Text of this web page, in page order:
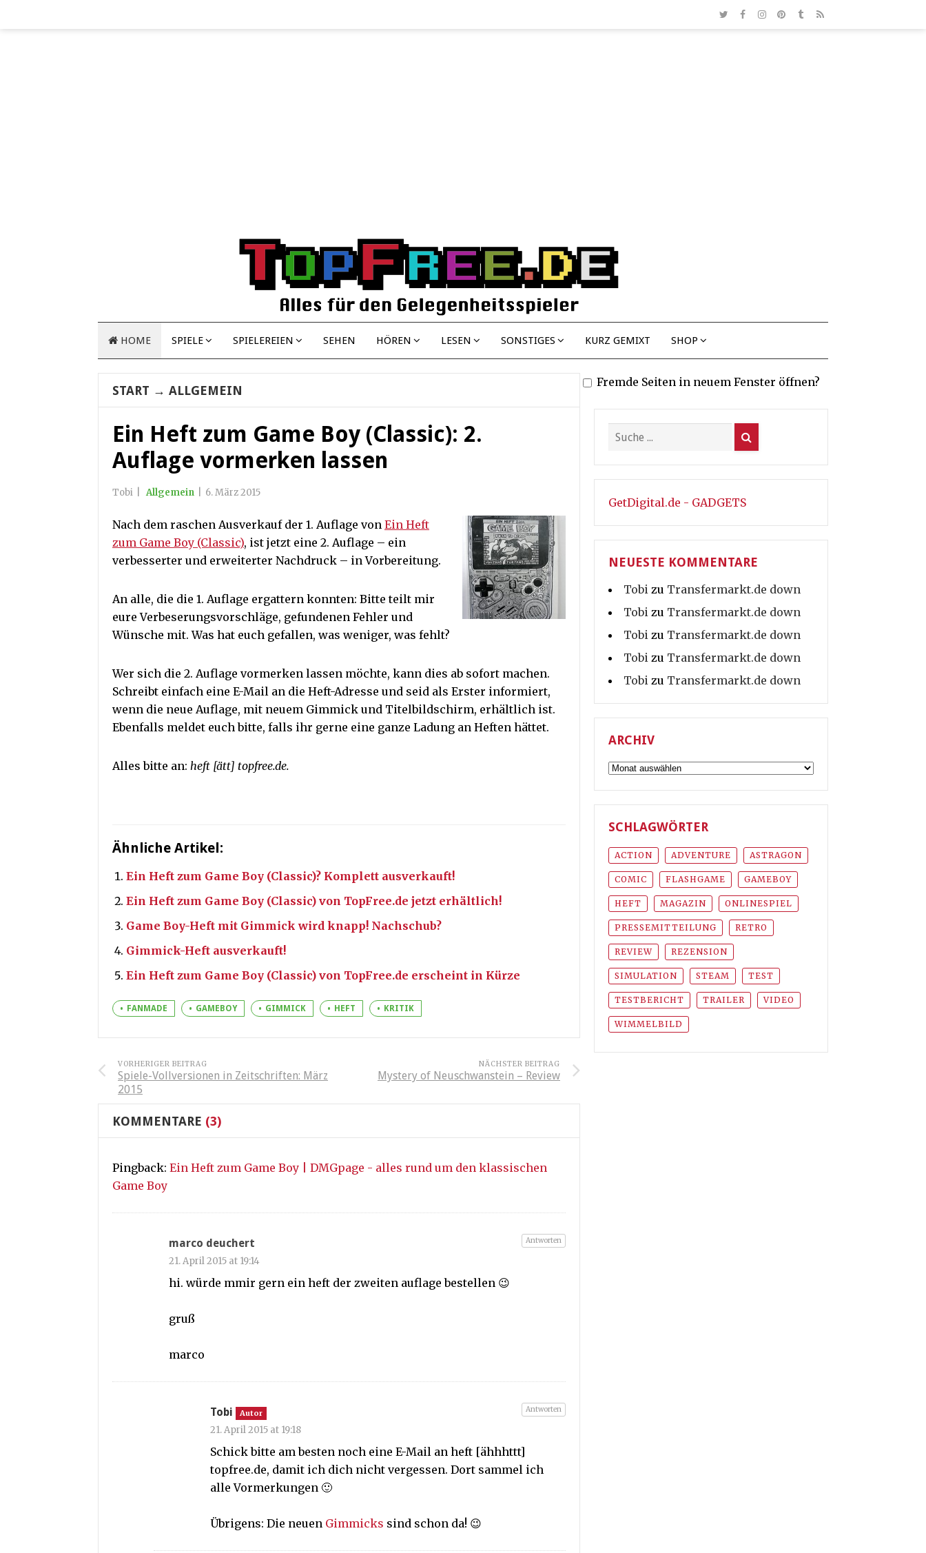
HOME SPIELE SPIELEREIEN SEHEN HÖREN LESEN SONSTIGES KURZ GEMIXT SHOP
START → ALLGEMEIN
Ein Heft zum Game Boy (Classic): 2.
Auflage vormerken lassen
Tobi Allgemein 6. März 2015
Nach dem raschen Ausverkauf der 1. Auflage von Ein Heft
zum Game Boy (Classic), ist jetzt eine 2. Auflage – ein
verbesserter und erweiterter Nachdruck – in Vorbereitung.
An alle, die die 1. Auflage ergattern konnten: Bitte teilt mir
eure Verbeserungsvorschläge, gefundenen Fehler und
Wünsche mit. Was hat euch gefallen, was weniger, was fehlt?
Wer sich die 2. Auflage vormerken lassen möchte, kann dies ab sofort machen.
Schreibt einfach eine E-Mail an die Heft-Adresse und seid als Erster informiert,
wenn die neue Auflage, mit neuem Gimmick und Titelbildschirm, erhältlich ist.
Ebenfalls meldet euch bitte, falls ihr gerne eine ganze Ladung an Heften hättet.
Alles bitte an: heft [ätt] topfree.de.
Ähnliche Artikel:
Ein Heft zum Game Boy (Classic)? Komplett ausverkauft!
Ein Heft zum Game Boy (Classic) von TopFree.de jetzt erhältlich!
Game Boy-Heft mit Gimmick wird knapp! Nachschub?
Gimmick-Heft ausverkauft!
Ein Heft zum Game Boy (Classic) von TopFree.de erscheint in Kürze
FANMADE GAMEBOY GIMMICK HEFT KRITIK
VORHERIGER BEITRAG
Spiele-Vollversionen in Zeitschriften: März
2015
NÄCHSTER BEITRAG
Mystery of Neuschwanstein – Review
KOMMENTARE (3)
Pingback: Ein Heft zum Game Boy | DMGpage - alles rund um den klassischen
Game Boy
marco deuchert
21. April 2015 at 19:14
hi. würde mmir gern ein heft der zweiten auflage bestellen 😉
gruß
marco
Antworten
Tobi Autor
21. April 2015 at 19:18
Schick bitte am besten noch eine E-Mail an heft [ähhhttt]
topfree.de, damit ich dich nicht vergessen. Dort sammel ich
alle Vormerkungen 🙂
Übrigens: Die neuen Gimmicks sind schon da! 😉
Antworten
Fremde Seiten in neuem Fenster öffnen?
GetDigital.de - GADGETS
NEUESTE KOMMENTARE
Tobi zu Transfermarkt.de down
Tobi zu Transfermarkt.de down
Tobi zu Transfermarkt.de down
Tobi zu Transfermarkt.de down
Tobi zu Transfermarkt.de down
ARCHIV
Archiv
SCHLAGWÖRTER
ACTION ADVENTURE ASTRAGON
COMIC FLASHGAME GAMEBOY
HEFT MAGAZIN ONLINESPIEL
PRESSEMITTEILUNG RETRO
REVIEW REZENSION
SIMULATION STEAM TEST
TESTBERICHT TRAILER VIDEO
WIMMELBILD